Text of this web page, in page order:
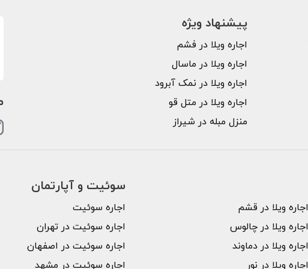
پیشنهاد ویژه
اجاره ویلا در فشم
اجاره ویلا در ماسال
اجاره ویلا در نمک آبرود
اجاره ویلا در متل قو
منزل مبله در شیراز
اجاره ویلا در قشم
اجاره ویلا در چالوس
اجاره ویلا در دماوند
اجاره ویلا در نور
سوئیت و آپارتمان
اجاره سوئیت
اجاره سوئیت در تهران
اجاره سوئیت در اصفهان
اجاره سوئیت در مشهد